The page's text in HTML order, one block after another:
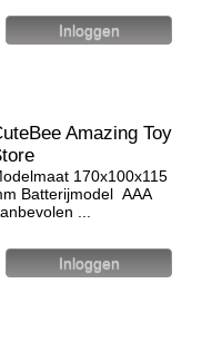
Amazing Toy
170х100х115
Batterijmodel ААА
...